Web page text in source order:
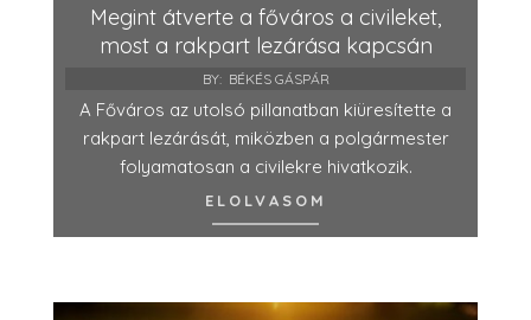
Megint átverte a főváros a civileket,
most a rakpart lezárása kapcsán
BY: BÉKÉS GÁSPÁR
A Főváros az utolsó pillanatban kiüresítette a
rakpart lezárását, miközben a polgármester
folyamatosan a civilekre hivatkozik.
ELOLVASOM